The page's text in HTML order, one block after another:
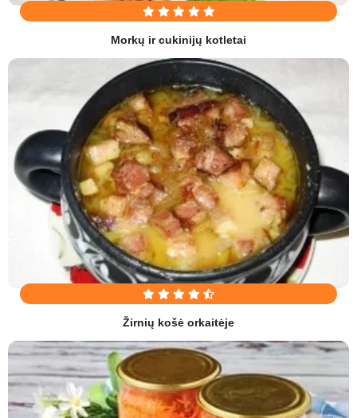
Morkų ir cukinijų kotletai
Žirnių košė orkaitėje